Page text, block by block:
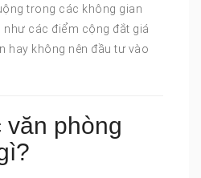
trong các không gian
như các điểm cộng đắt giá
hay không nên đầu tư vào
văn phòng